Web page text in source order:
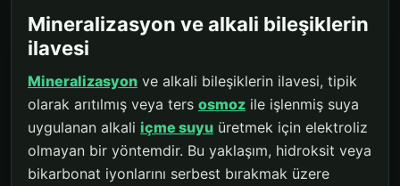
Mineralizasyon ve alkali bileşiklerin
ilavesi
Mineralizasyon ve alkali bileşiklerin ilavesi, tipik
olarak arıtılmış veya ters osmoz ile işlenmiş suya
uygulanan alkali içme suyu üretmek için elektroliz
olmayan bir yöntemdir. Bu yaklaşım, hidroksit veya
bikarbonat iyonlarını serbest bırakmak üzere